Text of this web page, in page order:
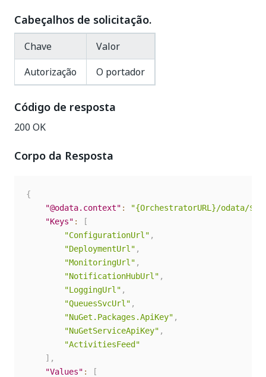
Cabeçalhos de solicitação.
Chave
Valor
Autorização
O portador
Código de resposta
200 OK
Corpo da Resposta
{
"@odata.context" :
"{OrchestratorURL}/odata/
"Keys" :
[
"ConfigurationUrl" ,
"DeploymentUrl" ,
"MonitoringUrl" ,
"NotificationHubUrl" ,
"LoggingUrl" ,
"QueuesSvcUrl" ,
"NuGet.Packages.ApiKey" ,
"NuGetServiceApiKey" ,
"ActivitiesFeed"
] ,
"Values" :
[